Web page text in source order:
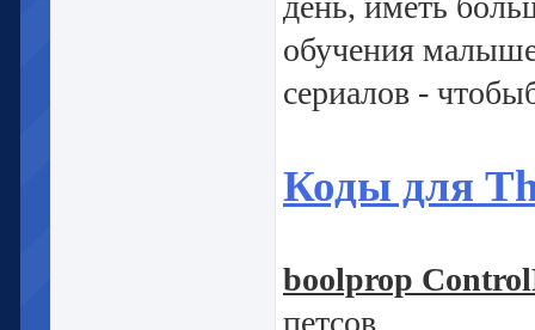
обучения
сериалов -
Коды для
boolprop
петсов